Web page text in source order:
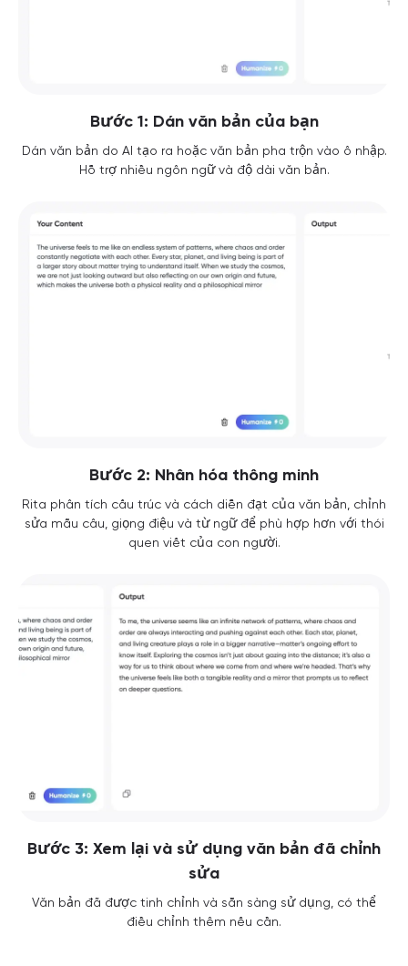
Bước 1: Dán văn bản của bạn
Dán văn bản do AI tạo ra hoặc văn bản pha trộn vào ô nhập.
Hỗ trợ nhiều ngôn ngữ và độ dài văn bản.
Bước 2: Nhân hóa thông minh
Rita phân tích cấu trúc và cách diễn đạt của văn bản, chỉnh
sửa mẫu câu, giọng điệu và từ ngữ để phù hợp hơn với thói
quen viết của con người.
Bước 3: Xem lại và sử dụng văn bản đã chỉnh
sửa
Văn bản đã được tinh chỉnh và sẵn sàng sử dụng, có thể
điều chỉnh thêm nếu cần.